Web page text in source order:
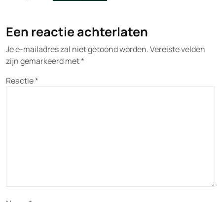
Een reactie achterlaten
Je e-mailadres zal niet getoond worden.Vereiste velden
zijn gemarkeerd met*
Reactie*